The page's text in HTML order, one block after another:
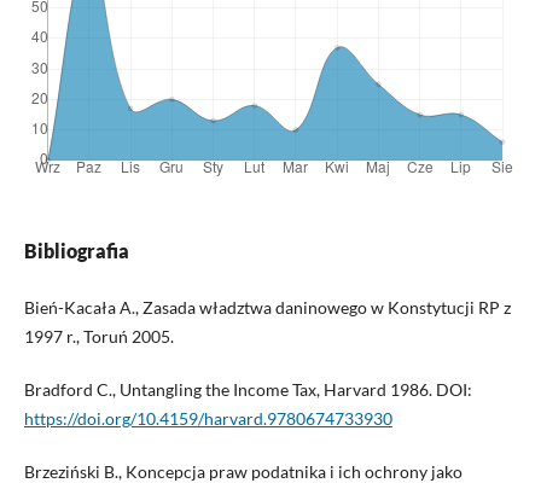
Bibliografia
Bień-Kacała A., Zasada władztwa daninowego w Konstytucji RP z
1997 r., Toruń 2005.
Bradford C., Untangling the Income Tax, Harvard 1986. DOI:
https://doi.org/10.4159/harvard.9780674733930
Brzeziński B., Koncepcja praw podatnika i ich ochrony jako